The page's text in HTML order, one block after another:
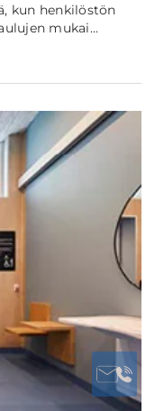
kun henkilöstön
mukai...